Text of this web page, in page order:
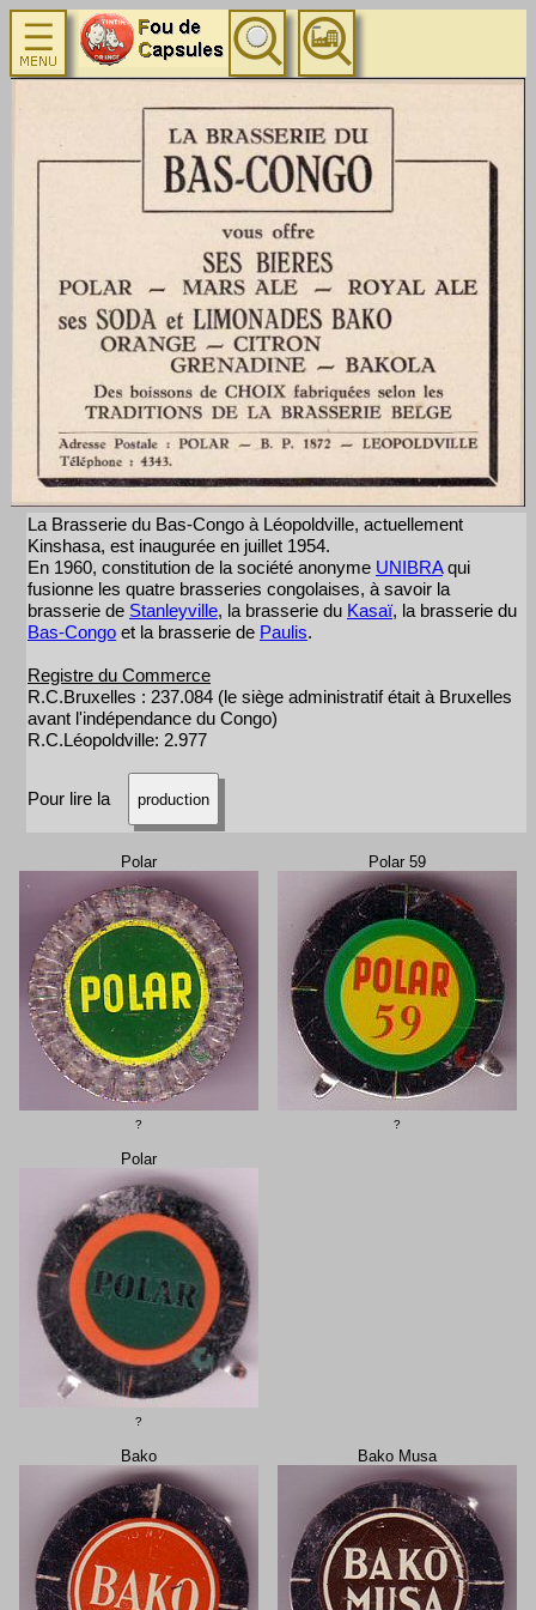
La Brasserie du Bas-Congo à Léopoldville, actuellement
Kinshasa, est inaugurée en juillet 1954.
En 1960, constitution de la société anonyme UNIBRAqui
fusionne les quatre brasseries congolaises, à savoir la
brasserie de Stanleyville, la brasserie du Kasaï, la brasserie du
Bas-Congo et la brasserie de Paulis.
Registre du Commerce
R.C.Bruxelles : 237.084 (le siège administratif était à Bruxelles
avant l'indépendance du Congo)
R.C.Léopoldville: 2.977
Pour lire la production
Polar
?
Polar 59
?
Polar
?
Bako Bako Musa